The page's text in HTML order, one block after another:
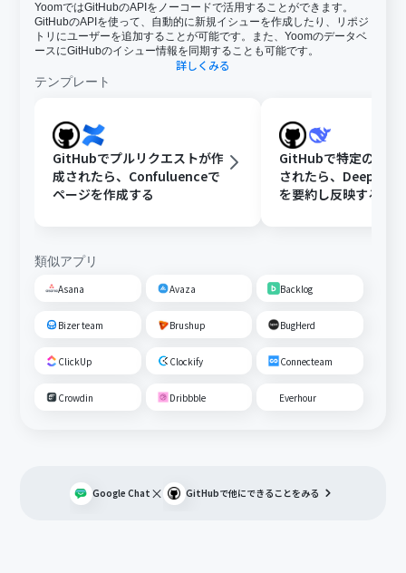
YoomではGitHubのAPIをノーコードで活用することができます。
GitHubのAPIを使って、自動的に新規イシューを作成したり、リポジ
トリにユーザーを追加することが可能です。また、Yoomのデータベ
ースにGitHubのイシュー情報を同期することも可能です。
詳しくみる
テンプレート
GitHubでプルリクエストが作
成されたら、Confuluenceで
ページを作成する
GitHubで特定の
されたら、
を要約し反映する
類似アプリ
Asana Avaza Backlog
Bizer team Brushup BugHerd
ClickUp Clockify Connecteam
Crowdin Dribbble Everhour
Google Chat × GitHubで他にできることをみる